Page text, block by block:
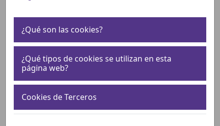
distintas Comunidades Autónomas.
Ser miembro de FAECAP, es un derecho de todos los
socios de las Sociedades Científicas que actualmente
integran FAECAP. Por lo que te invitamos a asociarte a la
sociedad donde resides o trabajas para estar en
¿Qué son las cookies?
¿Qué tipos de cookies se utilizan en esta
página web?
Cookies de Terceros